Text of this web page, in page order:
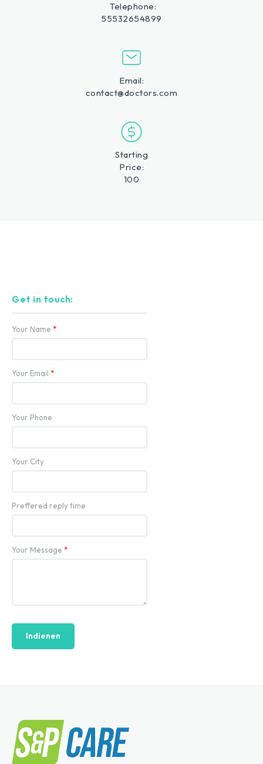
Telephone:
55532654899
Email:
contact@doctors.com
Starting
Price:
100
Get in touch:
Your Name *
Your Email *
Your Phone
Your City
Preffered reply time
Your Message *
Indienen